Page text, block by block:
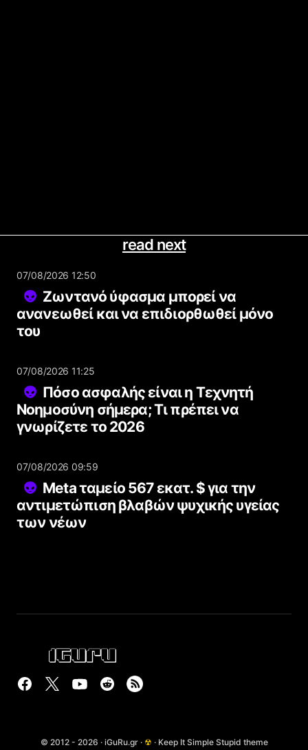
read next
07/08/2026 12:50
Ζωντανό ύφασμα μπορεί να
ανανεωθεί και να επιδιορθωθεί μόνο
του
07/08/2026 11:25
Πόσο ασφαλής είναι η Τεχνητή
Νοημοσύνη σήμερα; Τι πρέπει να
γνωρίζετε το 2026
07/08/2026 09:59
Meta ταμείο 567 εκατ. $ για την
αντιμετώπιση βλαβών ψυχικής υγείας
των νέων
© 2012 - 2026 · iGuRu.gr · ☢ · Keep It Simple Stupid theme